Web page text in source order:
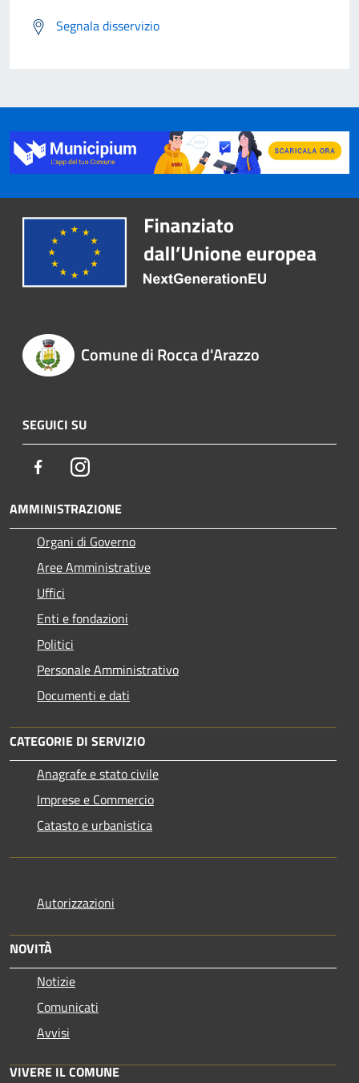
Segnala disservizio
Comune di Rocca d'Arazzo
SEGUICI SU
FacebookInstagram
AMMINISTRAZIONE
Organi di Governo
Aree Amministrative
Uffici
Enti e fondazioni
Politici
Personale Amministrativo
Documenti e dati
CATEGORIE DI SERVIZIO
Anagrafe e stato civile
Imprese e Commercio
Catasto e urbanistica
Autorizzazioni
NOVITÀ
Notizie
Comunicati
Avvisi
VIVERE IL COMUNE